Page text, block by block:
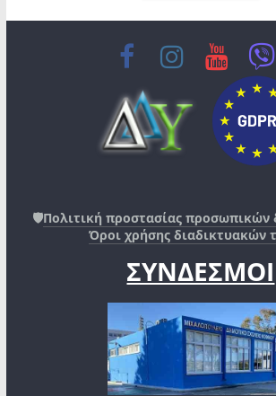
🛡️Πολιτική προστασίας προσωπικών
Όροι χρήσης διαδικτυακών
ΣΥΝΔΕΣΜΟΙ